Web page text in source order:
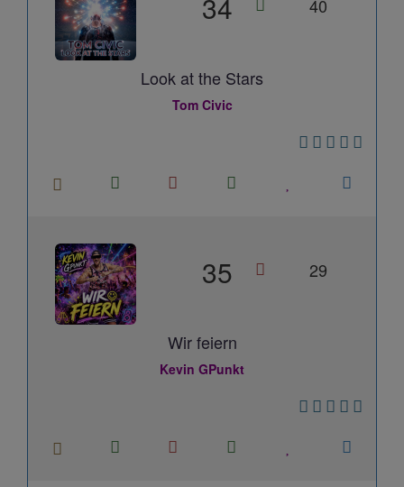
40
Look at the Stars
Tom Civic
35 29
Wir feiern
Kevin GPunkt